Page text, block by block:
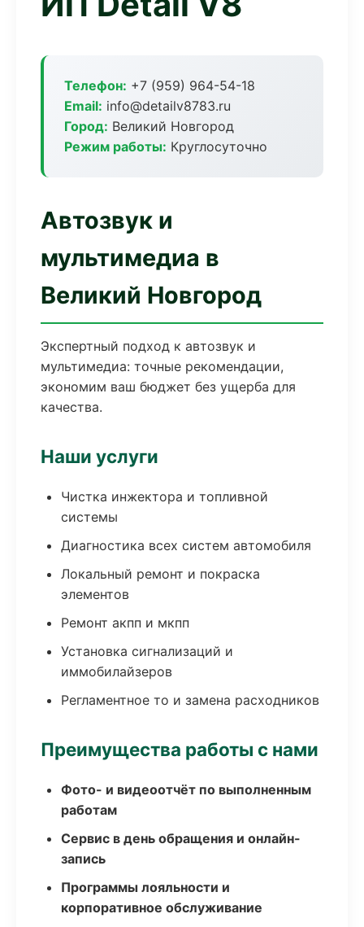
Телефон: +7 (959) 964-54-18
Email: info@detailv8783.ru
Город: Великий Новгород
Режим работы: Круглосуточно
Автозвук и
мультимедиа в
Великий Новгород
Экспертный подход к автозвук и
мультимедиа: точные рекомендации,
экономим ваш бюджет без ущерба для
качества.
Наши услуги
Чистка инжектора и топливной
системы
Диагностика всех систем автомобиля
Локальный ремонт и покраска
элементов
Ремонт акпп и мкпп
Установка сигнализаций и
иммобилайзеров
Регламентное то и замена расходников
Преимущества работы с нами
Фото- и видеоотчёт по выполненным
работам
Сервис в день обращения и онлайн-
запись
Программы лояльности и
корпоративное обслуживание